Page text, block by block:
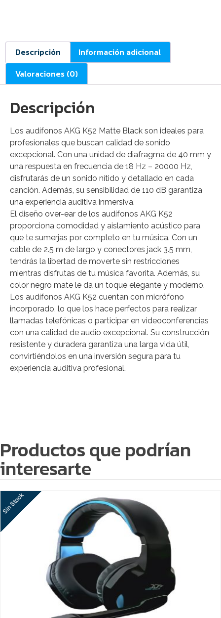
Descripción
Información adicional
Valoraciones (0)
Descripción
Los audífonos AKG K52 Matte Black son ideales para
profesionales que buscan calidad de sonido
excepcional. Con una unidad de diafragma de 40 mm y
una respuesta en frecuencia de 18 Hz – 20000 Hz,
disfrutarás de un sonido nítido y detallado en cada
canción. Además, su sensibilidad de 110 dB garantiza
una experiencia auditiva inmersiva.
El diseño over-ear de los audífonos AKG K52
proporciona comodidad y aislamiento acústico para
que te sumerjas por completo en tu música. Con un
cable de 2.5 m de largo y conectores jack 3.5 mm,
tendrás la libertad de moverte sin restricciones
mientras disfrutas de tu música favorita. Además, su
color negro mate le da un toque elegante y moderno.
Los audífonos AKG K52 cuentan con micrófono
incorporado, lo que los hace perfectos para realizar
llamadas telefónicas o participar en videoconferencias
con una calidad de audio excepcional. Su construcción
resistente y duradera garantiza una larga vida útil,
convirtiéndolos en una inversión segura para tu
experiencia auditiva profesional.
Productos que podrían
interesarte
Sin Stock